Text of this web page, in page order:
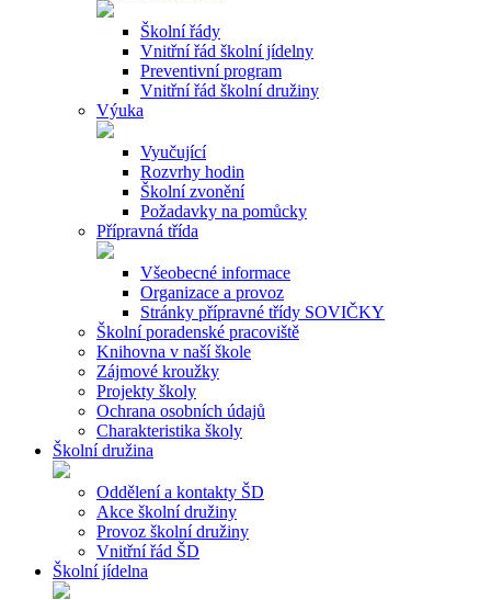
Školní řády
Vnitřní řád školní jídelny
Preventivní program
Vnitřní řád školní družiny
Výuka
Vyučující
Rozvrhy hodin
Školní zvonění
Požadavky na pomůcky
Přípravná třída
Všeobecné informace
Organizace a provoz
Stránky přípravné třídy SOVIČKY
Školní poradenské pracoviště
Knihovna v naší škole
Zájmové kroužky
Projekty školy
Ochrana osobních údajů
Charakteristika školy
Školní družina
Oddělení a kontakty ŠD
Akce školní družiny
Provoz školní družiny
Vnitřní řád ŠD
Školní jídelna